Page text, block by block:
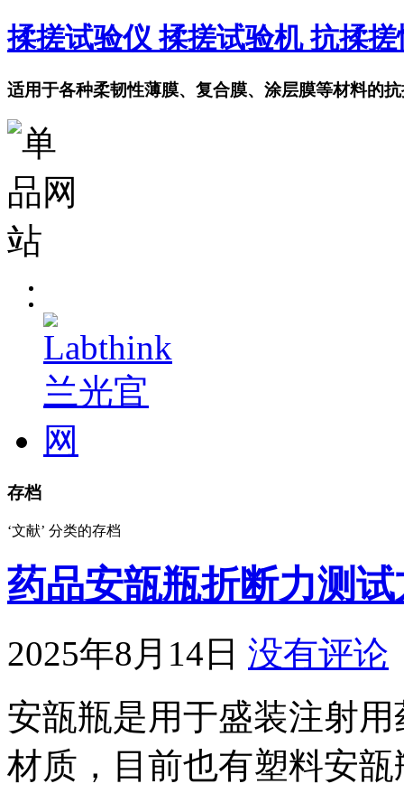
揉搓试验仪 揉搓试验机 抗揉
适用于各种柔韧性薄膜、复合膜、涂层膜等材料的
存档
‘文献’ 分类的存档
药品安瓿瓶折断力测
2025年8月14日 没有评论
安瓿瓶是用于盛装注射
材质，目前也有塑料安